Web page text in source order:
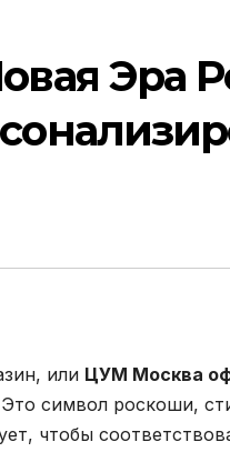
Эра
или ЦУМ Москва
символ роскоши,
чтобы